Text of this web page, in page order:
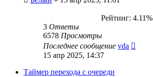
Рейтинг: 4.11%
3 Ответы
6578 Просмотры
Последнее сообщение vda
15 апр 2025, 14:37
Таймер перехода с очереди